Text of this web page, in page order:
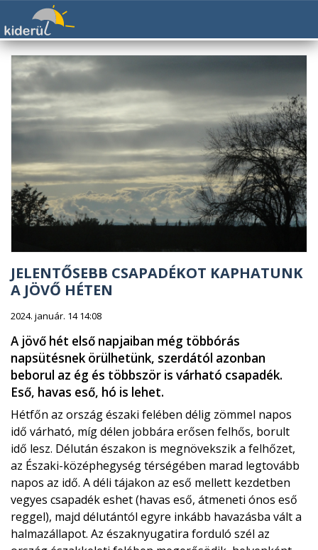
JELENTŐSEBB CSAPADÉKOT KAPHATUNK
A JÖVŐ HÉTEN
2024. január. 14 14:08
A jövő hét első napjaiban még többórás
napsütésnek örülhetünk, szerdától azonban
beborul az ég és többször is várható csapadék.
Eső, havas eső, hó is lehet.
Hétfőn az ország északi felében délig zömmel napos
idő várható, míg délen jobbára erősen felhős, borult
idő lesz. Délután északon is megnövekszik a felhőzet,
az Északi-középhegység térségében marad legtovább
napos az idő. A déli tájakon az eső mellett kezdetben
vegyes csapadék eshet (havas eső, átmeneti ónos eső
reggel), majd délutántól egyre inkább havazásba vált a
halmazállapot. Az északnyugatira forduló szél az